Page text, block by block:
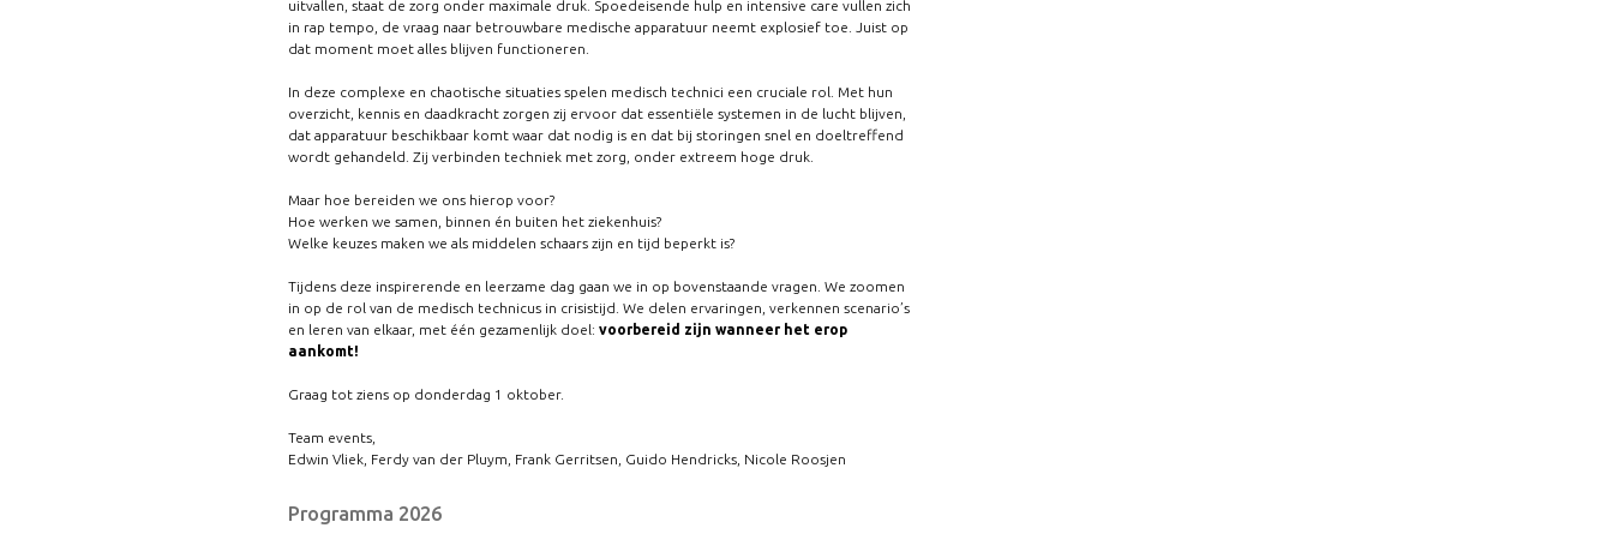
uitvallen, staat de zorg onder maximale druk. Spoedeisende hulp en intensive care vullen zich
in rap tempo, de vraag naar betrouwbare medische apparatuur neemt explosief toe. Juist op
dat moment moet alles blijven functioneren.
In deze complexe en chaotische situaties spelen medisch technici een cruciale rol. Met hun
overzicht, kennis en daadkracht zorgen zij ervoor dat essentiële systemen in de lucht blijven,
dat apparatuur beschikbaar komt waar dat nodig is en dat bij storingen snel en doeltreffend
wordt gehandeld. Zij verbinden techniek met zorg, onder extreem hoge druk.
Maar hoe bereiden we ons hierop voor?
Hoe werken we samen, binnen én buiten het ziekenhuis?
Welke keuzes maken we als middelen schaars zijn en tijd beperkt is?
Tijdens deze inspirerende en leerzame dag gaan we in op bovenstaande vragen. We zoomen
in op de rol van de medisch technicus in crisistijd. We delen ervaringen, verkennen scenario’s
en leren van elkaar, met één gezamenlijk doel: voorbereid zijn wanneer het erop
aankomt!
Graag tot ziens op donderdag 1 oktober.
Team events,
Edwin Vliek, Ferdy van der Pluym, Frank Gerritsen, Guido Hendricks, Nicole Roosjen
Programma 2026